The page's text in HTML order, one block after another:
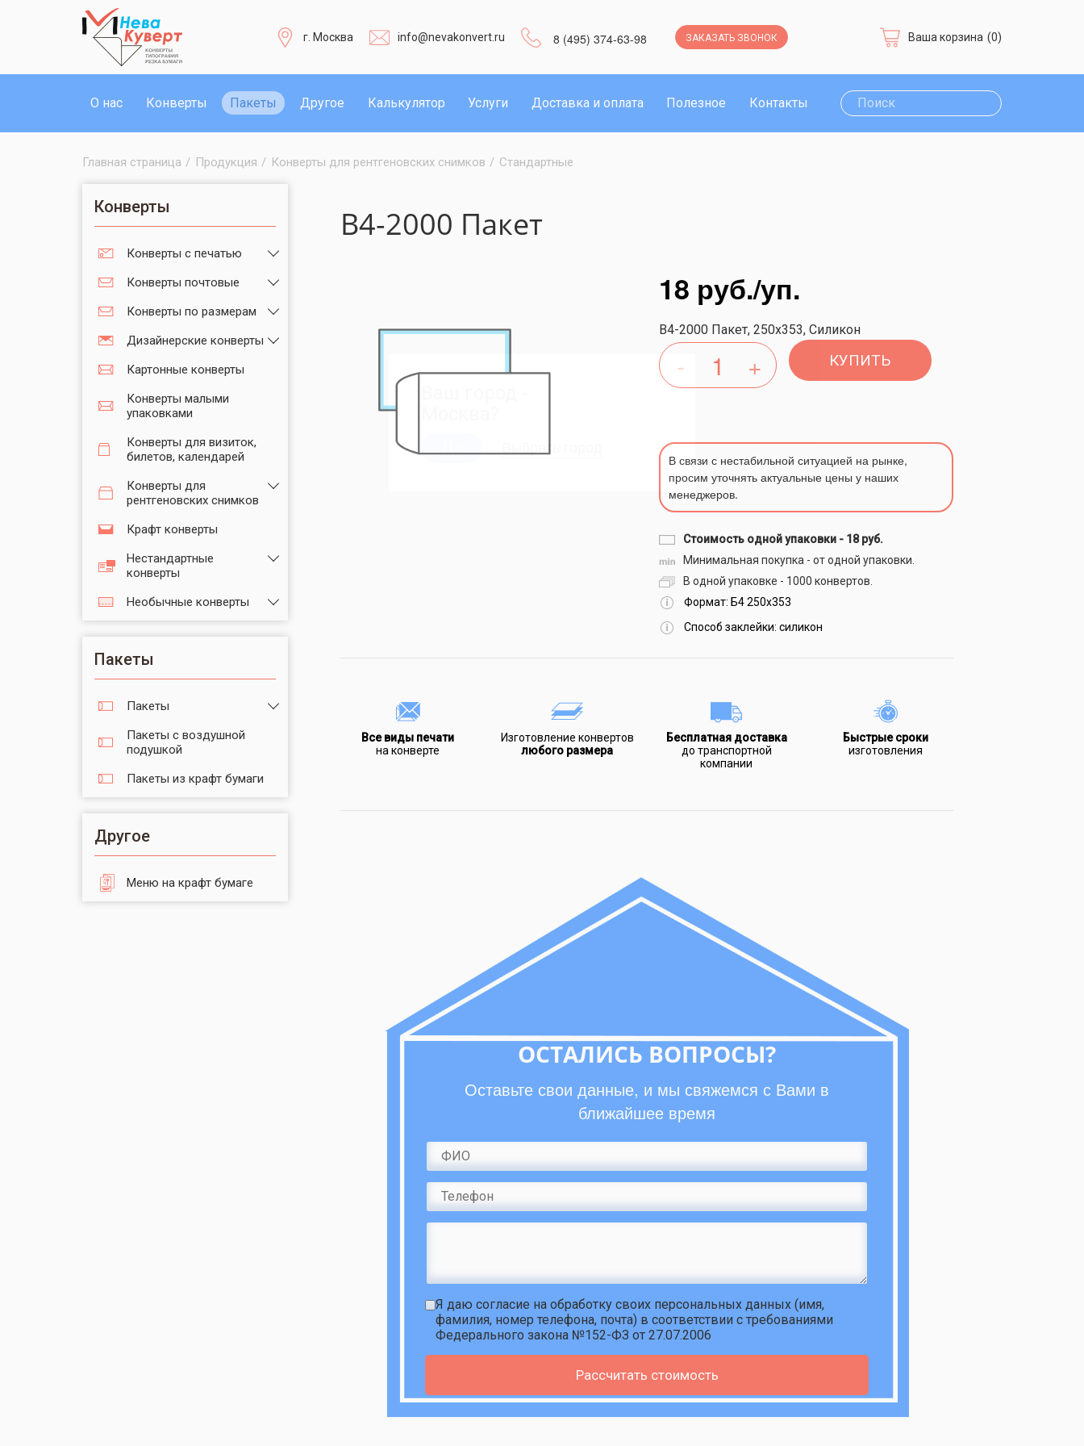
г. Москва info@nevakonvert.ru 8 (495) 374-63-98 ЗАКАЗАТЬ ЗВОНОК Ваша корзина (0)
О нас Конверты Пакеты Другое Калькулятор Услуги Доставка и оплата Полезное Контакты
Главная страница / Продукция / Конверты для рентгеновских снимков / Cтандартные
Конверты
Конверты с печатью
Конверты почтовые
Конверты по размерам
Дизайнерские конверты
Картонные конверты
Конверты малыми
упаковками
Конверты для визиток,
билетов, календарей
Конверты для
рентгеновских снимков
Крафт конверты
Нестандартные
конверты
Необычные конверты
Пакеты
Пакеты
Пакеты с воздушной
подушкой
Пакеты из крафт бумаги
Другое
Меню на крафт бумаге
B4-2000 Пакет
18 руб./уп.
B4-2000 Пакет, 250x353, Силикон
КУПИТЬ
В связи с нестабильной ситуацией на рынке,
просим уточнять актуальные цены у наших
менеджеров.
Стоимость одной упаковки - 18 руб.
Минимальная покупка - от одной упаковки.
В одной упаковке - 1000 конвертов.
Формат: Б4 250х353
Способ заклейки: силикон
Все виды печати
на конверте
Изготовление конвертов
любого размера
Бесплатная доставка
до транспортной
компании
Быстрые сроки
изготовления
ОСТАЛИСЬ ВОПРОСЫ?
Оставьте свои данные, и мы свяжемся с Вами в
ближайшее время
Я даю согласие на обработку своих персональных данных (имя,
фамилия, номер телефона, почта) в соответствии с требованиями
Федерального закона №152-ФЗ от 27.07.2006
Рассчитать стоимость